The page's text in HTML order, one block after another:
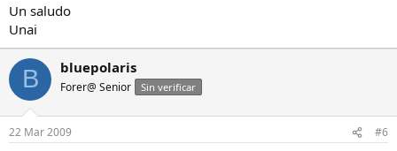
Un saludo
Unai
B bluepolaris
Forer@ Senior Sin verificar
22 Mar 2009 #6